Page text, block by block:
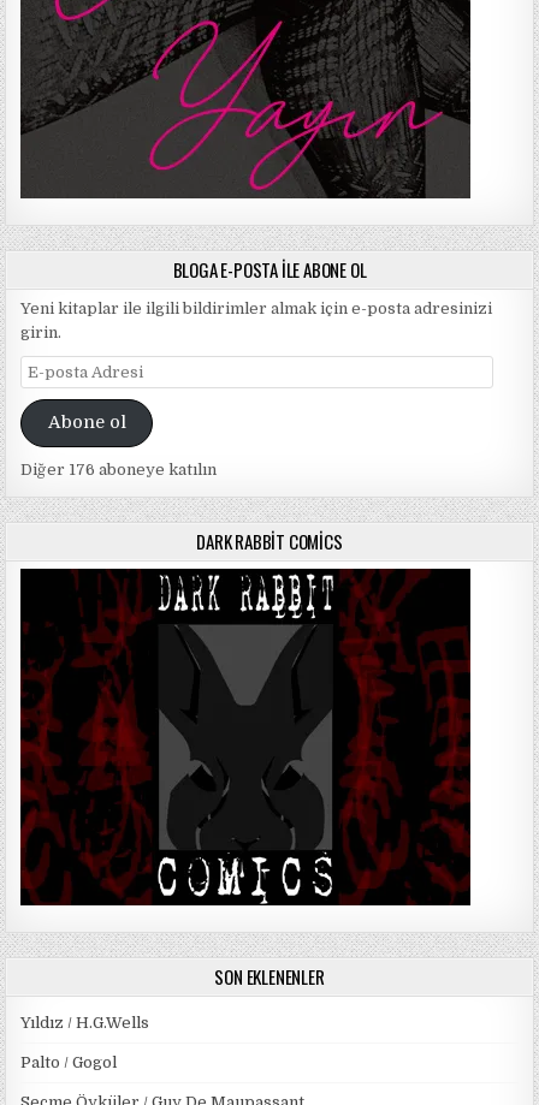
BLOGA E-POSTA ILE ABONE OL
Yeni kitaplar ile ilgili bildirimler almak için e-posta adresinizi
girin.
E-
posta
AdresiAbone ol
Diğer 176 aboneye katılın
DARK RABBIT COMICS
SON EKLENENLER
Yıldız / H.G.Wells
Palto / Gogol